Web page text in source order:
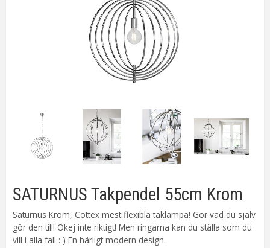
SATURNUS Takpendel 55cm Krom
Saturnus Krom, Cottex mest flexibla taklampa! Gör vad du själv
gör den till! Okej inte riktigt! Men ringarna kan du ställa som du
vill i alla fall :-) En härligt modern design.